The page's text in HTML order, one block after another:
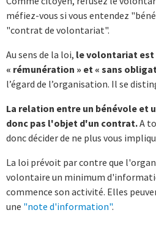
méfiez-vous si vous entendez
"contrat de volontariat".
Au sens de la loi, le volontariat est
« rémunération » et « sans
l’égard de l’organisation. Il se
La relation entre un bénévole et
donc pas l'objet d'un contrat.A
donc décider de ne plus vous
La loi prévoit par contre que
volontaire un minimum
commence son activité. Elles
une "note d'information".